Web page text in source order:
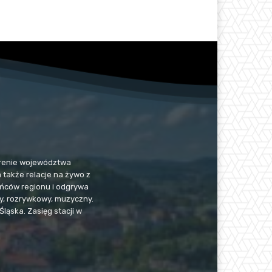
województwa
relacje na żywo z
regionu i odgrywa
rozrywkowy, muzyczny.
Zasięg stacji w